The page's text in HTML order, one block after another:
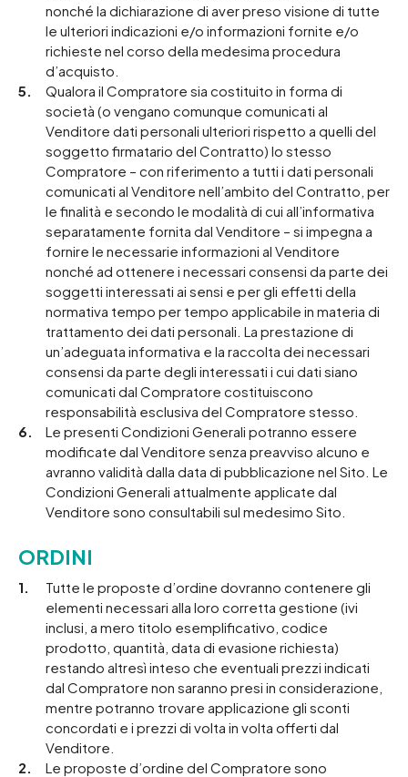
nonché la dichiarazione di aver preso visione di tutte
le ulteriori indicazioni e/o informazioni fornite e/o
richieste nel corso della medesima procedura
d’acquisto.
Qualora il Compratore sia costituito in forma di
società (o vengano comunque comunicati al
Venditore dati personali ulteriori rispetto a quelli del
soggetto firmatario del Contratto) lo stesso
Compratore – con riferimento a tutti i dati personali
comunicati al Venditore nell’ambito del Contratto, per
le finalità e secondo le modalità di cui all’informativa
separatamente fornita dal Venditore – si impegna a
fornire le necessarie informazioni al Venditore
nonché ad ottenere i necessari consensi da parte dei
soggetti interessati ai sensi e per gli effetti della
normativa tempo per tempo applicabile in materia di
trattamento dei dati personali. La prestazione di
un’adeguata informativa e la raccolta dei necessari
consensi da parte degli interessati i cui dati siano
comunicati dal Compratore costituiscono
responsabilità esclusiva del Compratore stesso.
Le presenti Condizioni Generali potranno essere
modificate dal Venditore senza preavviso alcuno e
avranno validità dalla data di pubblicazione nel Sito. Le
Condizioni Generali attualmente applicate dal
Venditore sono consultabili sul medesimo Sito.
ORDINI
Tutte le proposte d’ordine dovranno contenere gli
elementi necessari alla loro corretta gestione (ivi
inclusi, a mero titolo esemplificativo, codice
prodotto, quantità, data di evasione richiesta)
restando altresì inteso che eventuali prezzi indicati
dal Compratore non saranno presi in considerazione,
mentre potranno trovare applicazione gli sconti
concordati e i prezzi di volta in volta offerti dal
Venditore.
Le proposte d’ordine del Compratore sono